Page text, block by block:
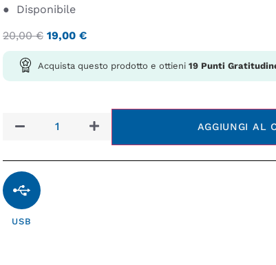
●
Disponibile
20,00€ 19,00 €
Acquista questo prodotto e ottieni 19 Punti
AGGIUNGI AL
USB